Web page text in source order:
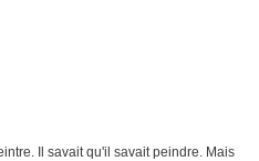
Il savait qu'il savait peindre. Mais